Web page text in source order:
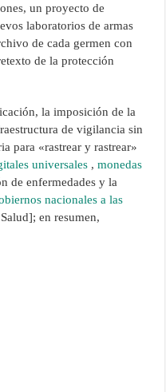
un proyecto de
laboratorios de armas
de cada germen con
de la protección
la imposición de la
de vigilancia sin
para «rastrear y rastrear»
universales ,monedas
de enfermedades y la
nacionales a las
en resumen,